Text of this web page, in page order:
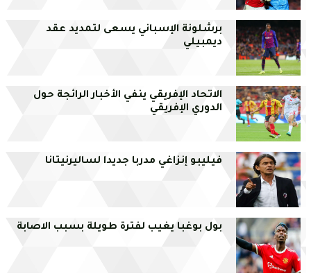
برشلونة الإسباني يسعى لتمديد عقد
ديمبيلي
الاتحاد الإفريقي ينفي الأخبار الرائجة حول
الدوري الإفريقي
فيليبو إنزاغي مدربا جديدا لساليرنيتانا
بول بوغبا يغيب لفترة طويلة بسبب الاصابة